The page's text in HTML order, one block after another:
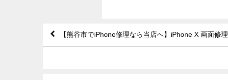
【熊谷市でiPhone修理なら当店へ】iPhone X 画面修理